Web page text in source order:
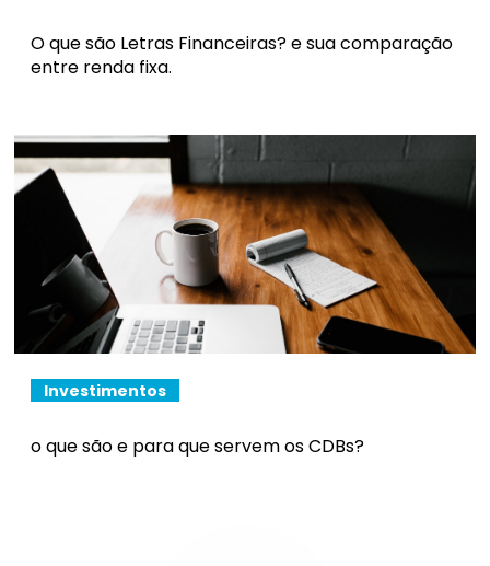
O que são Letras Financeiras? e sua comparação
entre renda fixa.
Investimentos
o que são e para que servem os CDBs?